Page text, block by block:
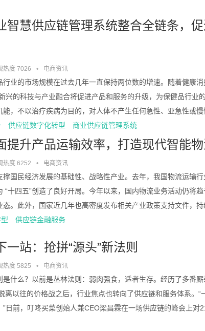
智慧供应链管理系统整合全链条，
热度 7026 • 电商资讯
业的市场规模在过去几年一直保持两位数的增速。随着健康
兴的科技与产业融合将促进产品和服务的升级，为保健品行业
，不以治疗疾病为目的，对人体不产生任何急性、亚急性或慢
供应链数字化转型 商业供应链管理系统
提升产品运输效率，打造现代智能
热度 6252 • 电商资讯
撑国民经济发展的基础性、战略性产业。去年，我国物流运输
“十四五”创造了良好开局。今年以来，国内物流业务活动仍将
态。此外，国家近几年也高密度发布相关产业政策支持文件，
供应链金融服务
一站：抢拼“源头”新法则
热度 5825 • 电商资讯
是什么？以前是丛林法则：弱肉强食，适者生存。经历了多番
离以往的价格战之后，行业焦点也转向了供应链和服务体系。
”日前，叮咚买菜创始人兼CEO梁昌霖在一场供应链的峰会上